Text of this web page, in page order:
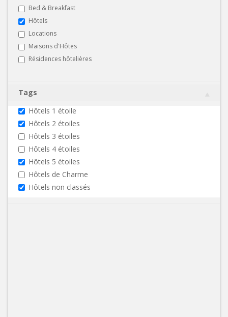
Bed & Breakfast
Hôtels
Locations
Maisons d'Hôtes
Résidences hôtelières
Tags
Hôtels 1 étoile
Hôtels 2 étoiles
Hôtels 3 étoiles
Hôtels 4 étoiles
Hôtels 5 étoiles
Hôtels de Charme
Hôtels non classés